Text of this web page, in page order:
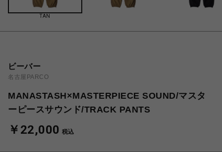
TAN
ビーバー
名古屋PARCO
MANASTASH×MASTERPIECE SOUND/マスタ
ーピースサウンド/TRACK PANTS
￥22,000 税込